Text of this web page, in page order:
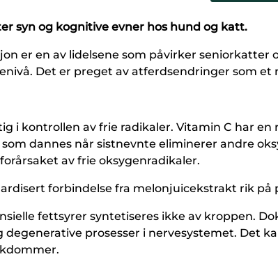
syn og kognitive evner hos hund og katt.
er en av lidelsene som påvirker
Det er preget av atferdsendringer som
i kontrollen av frie radikaler. Vitamin C har
dannes når sistnevnte eliminerer andre
av frie oksygenradikaler.
forbindelse fra melonjuicekstrakt rik
fettsyrer syntetiseres ikke av kroppen.
degenerative prosesser i nervesystemet. Det